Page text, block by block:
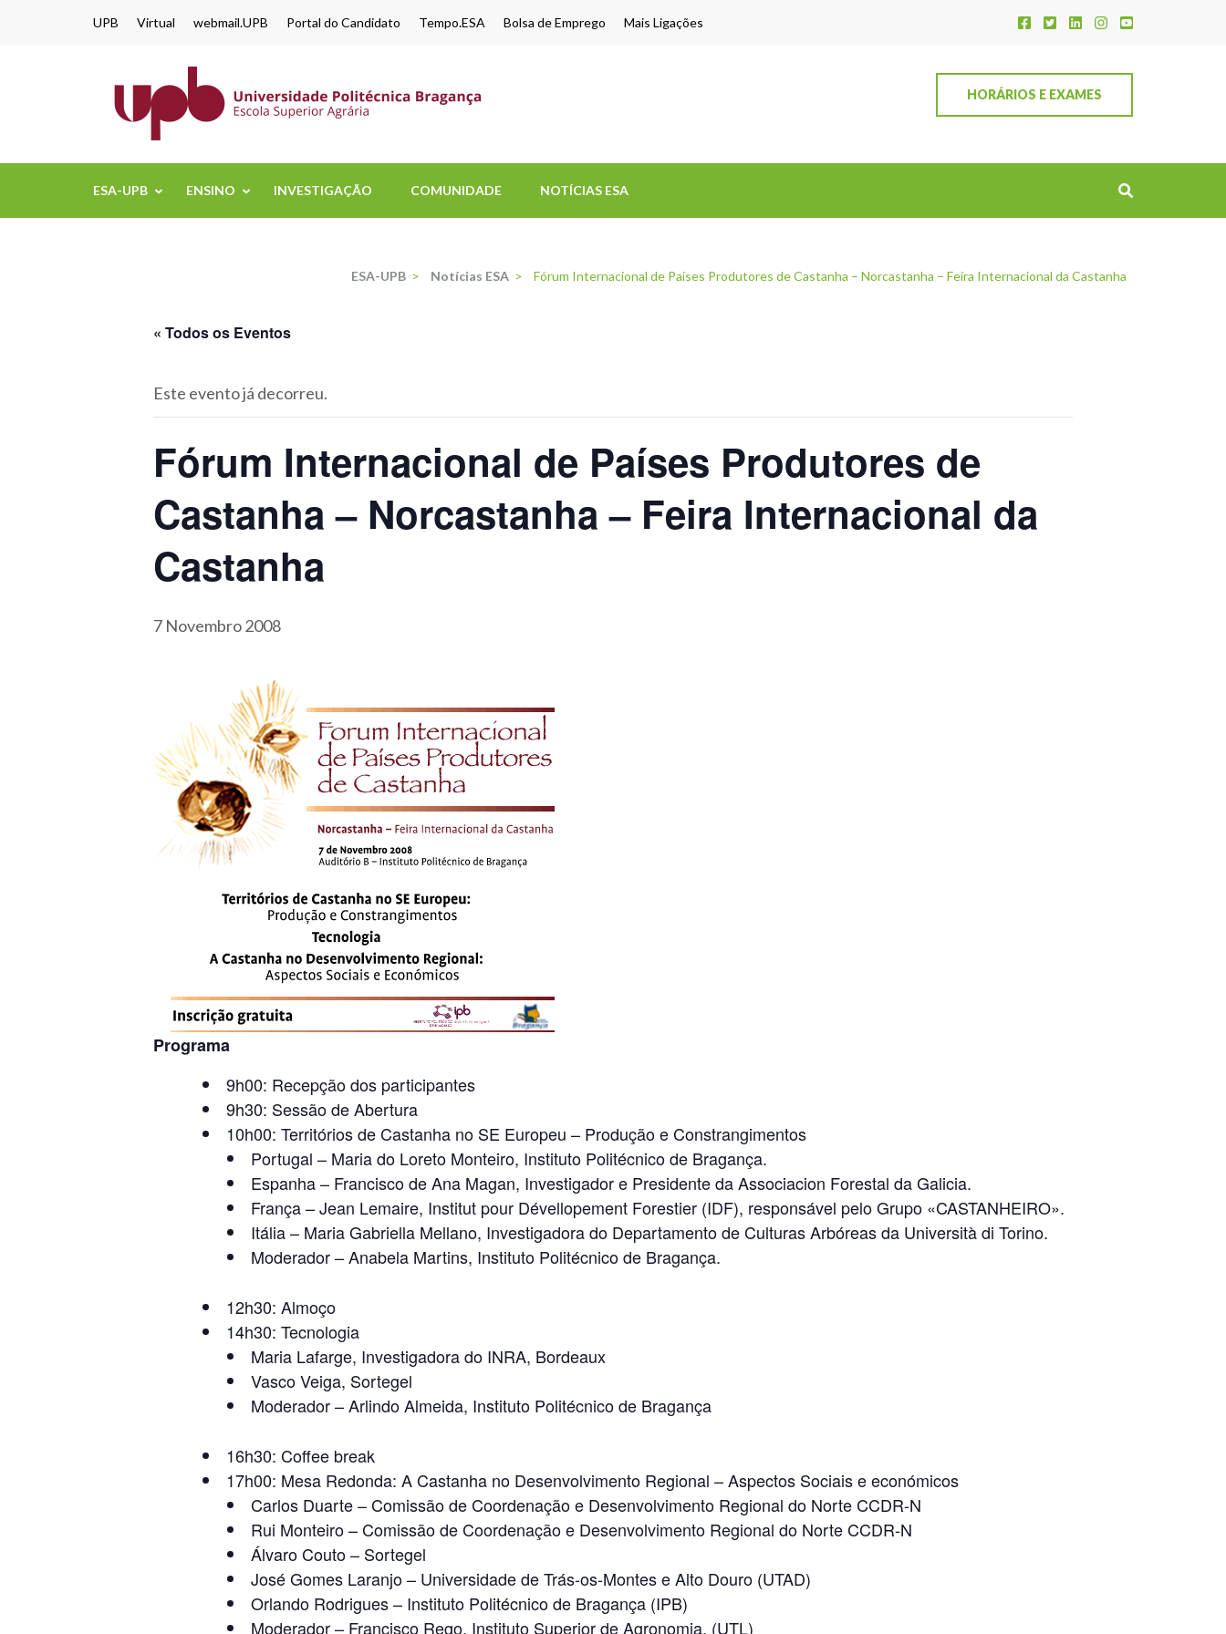
UPB Virtual webmail.UPB Portal do Candidato Tempo.ESA Bolsa de Emprego Mais Ligações
HORÁRIOS E EXAMES
ESA-UPB ENSINO INVESTIGAÇÃO COMUNIDADE NOTÍCIAS ESA
ESA-UPB > Notícias ESA > Fórum Internacional de Países Produtores de Castanha – Norcastanha – Feira Internacional da Castanha
« Todos os Eventos
Este evento já decorreu.
Fórum Internacional de Países Produtores de
Castanha – Norcastanha – Feira Internacional da
Castanha
7 Novembro 2008
Programa
9h00: Recepção dos participantes
9h30: Sessão de Abertura
10h00: Territórios de Castanha no SE Europeu – Produção e Constrangimentos
Portugal – Maria do Loreto Monteiro, Instituto Politécnico de Bragança.
Espanha – Francisco de Ana Magan, Investigador e Presidente da Associacion Forestal da Galicia.
França – Jean Lemaire, Institut pour Dévellopement Forestier (IDF), responsável pelo Grupo «CASTANHEIRO».
Itália – Maria Gabriella Mellano, Investigadora do Departamento de Culturas Arbóreas da Università di Torino.
Moderador – Anabela Martins, Instituto Politécnico de Bragança.
12h30: Almoço
14h30: Tecnologia
Maria Lafarge, Investigadora do INRA, Bordeaux
Vasco Veiga, Sortegel
Moderador – Arlindo Almeida, Instituto Politécnico de Bragança
16h30: Coffee break
17h00: Mesa Redonda: A Castanha no Desenvolvimento Regional – Aspectos Sociais e económicos
Carlos Duarte – Comissão de Coordenação e Desenvolvimento Regional do Norte CCDR-N
Rui Monteiro – Comissão de Coordenação e Desenvolvimento Regional do Norte CCDR-N
Álvaro Couto – Sortegel
José Gomes Laranjo – Universidade de Trás-os-Montes e Alto Douro (UTAD)
Orlando Rodrigues – Instituto Politécnico de Bragança (IPB)
Moderador – Francisco Rego, Instituto Superior de Agronomia, (UTL)